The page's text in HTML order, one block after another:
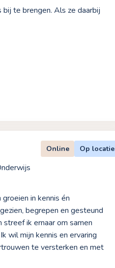
te brengen. Als ze daarbij
Online Op locatie
in kennis én
begrepen en gesteund
ik ernaar om samen
wil mijn kennis en ervaring
te versterken en met